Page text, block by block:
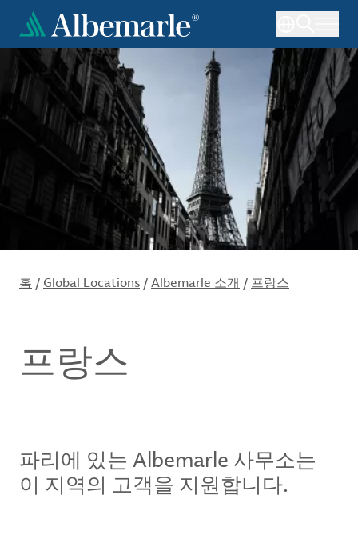
콘
로
건
홈 / Global Locations /Albemarle 소개 / 프랑스
프랑스
파리에 있는 Albemarle 사무소는
이 지역의 고객을 지원합니다.